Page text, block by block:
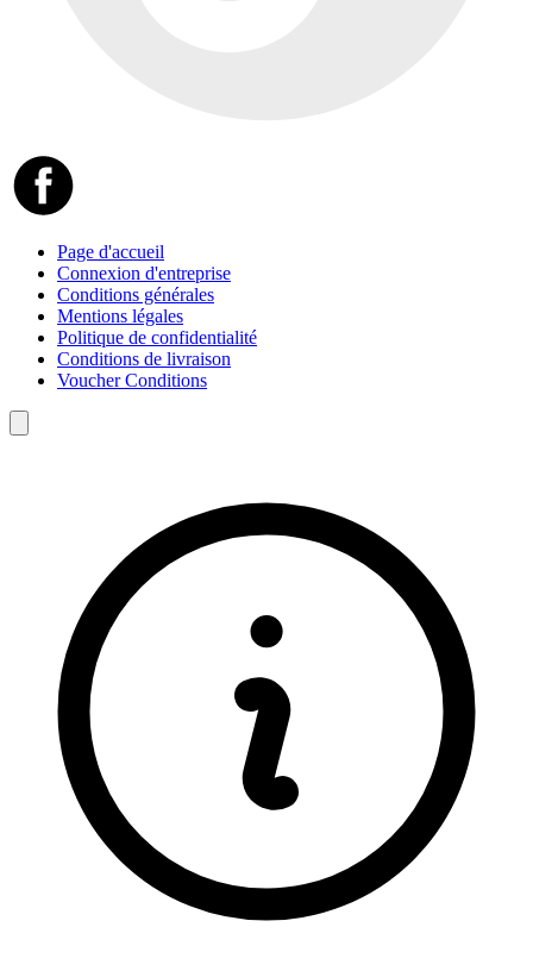
Page d'accueil
Connexion d'entreprise
Conditions générales
Mentions légales
Politique de confidentialité
Conditions de livraison
Voucher Conditions